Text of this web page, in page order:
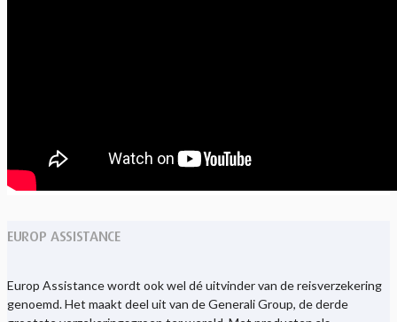
EUROP ASSISTANCE
Europ Assistance wordt ook wel dé uitvinder van de reisverzekering
genoemd. Het maakt deel uit van de Generali Group, de derde